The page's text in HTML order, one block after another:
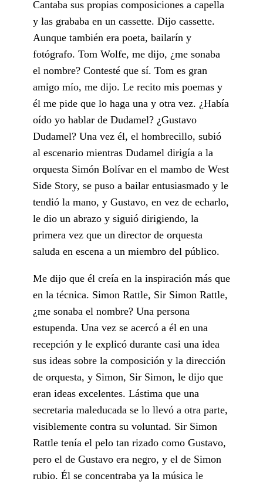
Cantaba sus propias composiciones a capella
y las grababa en un cassette. Dijo cassette.
Aunque también era poeta, bailarín y
fotógrafo. Tom Wolfe, me dijo, ¿me sonaba
el nombre? Contesté que sí. Tom es gran
amigo mío, me dijo. Le recito mis poemas y
él me pide que lo haga una y otra vez. ¿Había
oído yo hablar de Dudamel? ¿Gustavo
Dudamel? Una vez él, el hombrecillo, subió
al escenario mientras Dudamel dirigía a la
orquesta Simón Bolívar en el mambo de West
Side Story, se puso a bailar entusiasmado y le
tendió la mano, y Gustavo, en vez de echarlo,
le dio un abrazo y siguió dirigiendo, la
primera vez que un director de orquesta
saluda en escena a un miembro del público.
Me dijo que él creía en la inspiración más que
en la técnica. Simon Rattle, Sir Simon Rattle,
¿me sonaba el nombre? Una persona
estupenda. Una vez se acercó a él en una
recepción y le explicó durante casi una idea
sus ideas sobre la composición y la dirección
de orquesta, y Simon, Sir Simon, le dijo que
eran ideas excelentes. Lástima que una
secretaria maleducada se lo llevó a otra parte,
visiblemente contra su voluntad. Sir Simon
Rattle tenía el pelo tan rizado como Gustavo,
pero el de Gustavo era negro, y el de Simon
rubio. Él se concentraba ya la música le